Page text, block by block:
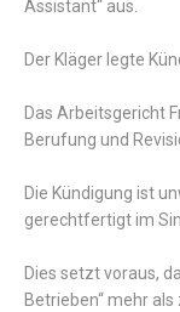
Assistant“ aus.
Der Kläger legte
Das Arbeitsgericht
Berufung und
Die Kündigung ist
gerechtfertigt im
Dies setzt voraus,
Betrieben“ mehr